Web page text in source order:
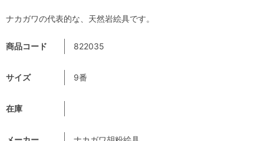
商品コード 822035
サイズ 9番
在庫
ナカガワの代表的な、天然岩絵具です。